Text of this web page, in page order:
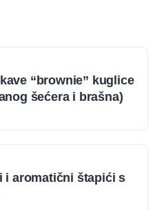
“brownie” kuglice
šećera i brašna)
i aromatični štapići s